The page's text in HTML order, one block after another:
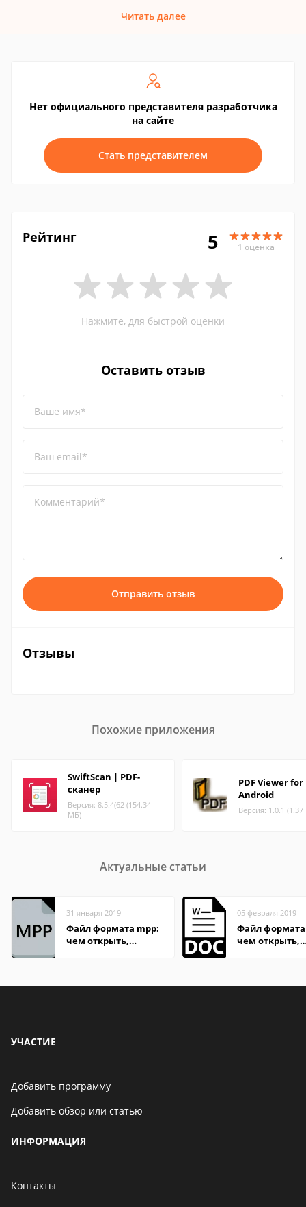
Читать далее
Нет официального представителя разработчика
на сайте
Стать представителем
Рейтинг 5 1 оценка
Нажмите, для быстрой оценки
Оставить отзыв
Ваше имя*
Ваш email*
Комментарий*
Отправить отзыв
Отзывы
Похожие приложения
SwiftScan | PDF-
сканер
Версия: 8.5.4(62 (154.34
МБ)
PDF Viewer for
Android
Версия: 1.0.1
Актуальные статьи
31 января 2019
Файл формата mpp:
чем открыть,
05 февраля 2019
Файл формата
чем открыть,
УЧАСТИЕ
Добавить программу
Добавить обзор или статью
ИНФОРМАЦИЯ
Контакты